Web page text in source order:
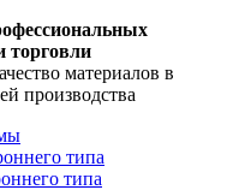
торговли
материалов в
производства
типа
типа